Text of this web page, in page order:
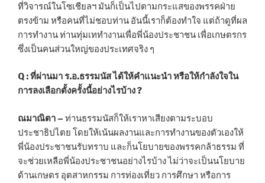
ที่วิจารณ์ในโซเชียลฯ มันก็เป็นไปตามกระแสของพรรคฝ่าย
ตรงข้าม หรือคนที่ไม่ชอบท่าน อันนี้เราก็ต้องทำใจ แต่ถ้าดูที่ผล
การทำงาน ท่านทุ่มเททำงานเพื่อพี่น้องประชาชน เพื่อเกษตรกร
ซึ่งเป็นคนส่วนใหญ่ของประเทศจริง ๆ
Q :ที่ผ่านมา ร.อ.ธรรมนัส ได้ให้คำแนะนำ หรือให้กำลังใจใน
การลงเลือกตั้งครั้งนี้อย่างไรบ้าง?
ณมาณิตา – ท่านธรรมนัสก็ให้เราหาเสียงตามระบอบ
ประชาธิปไตย โดยให้เน้นผลงานและการทำงานของตัวเองให้
พี่น้องประชาชนรับทราบ และก็นโยบายของพรรคกล้าธรรม ที่
จะช่วยเหลือพี่น้องประชาชนอย่างไรบ้าง ไม่ว่าจะเป็นนโยบาย
ด้านเกษตร อุตสาหกรรม การท่องเที่ยว การศึกษา หรือการ